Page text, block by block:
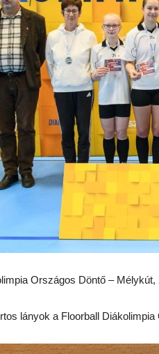
Országos Döntő – Mélykút,
lányok a Floorball